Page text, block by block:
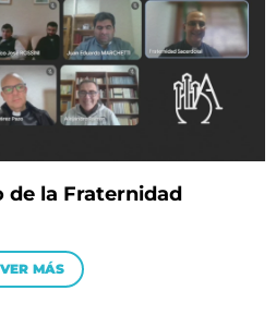
de la Fraternidad
VER MÁS